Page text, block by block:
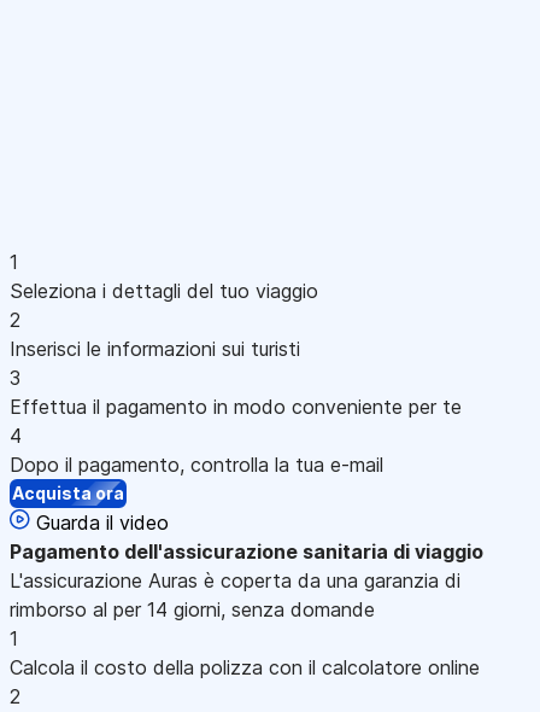
1
Seleziona i dettagli del tuo viaggio
2
Inserisci le informazioni sui turisti
3
Effettua il pagamento in modo conveniente per te
4
Dopo il pagamento, controlla la tua e-mail
Acquista ora
Guarda il video
Pagamento dell'assicurazione sanitaria di viaggio
L'assicurazione Auras è coperta da una garanzia di
rimborso al per 14 giorni, senza domande
1
Calcola il costo della polizza con il calcolatore online
2